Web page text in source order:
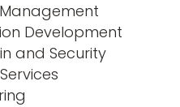
Development
and Security